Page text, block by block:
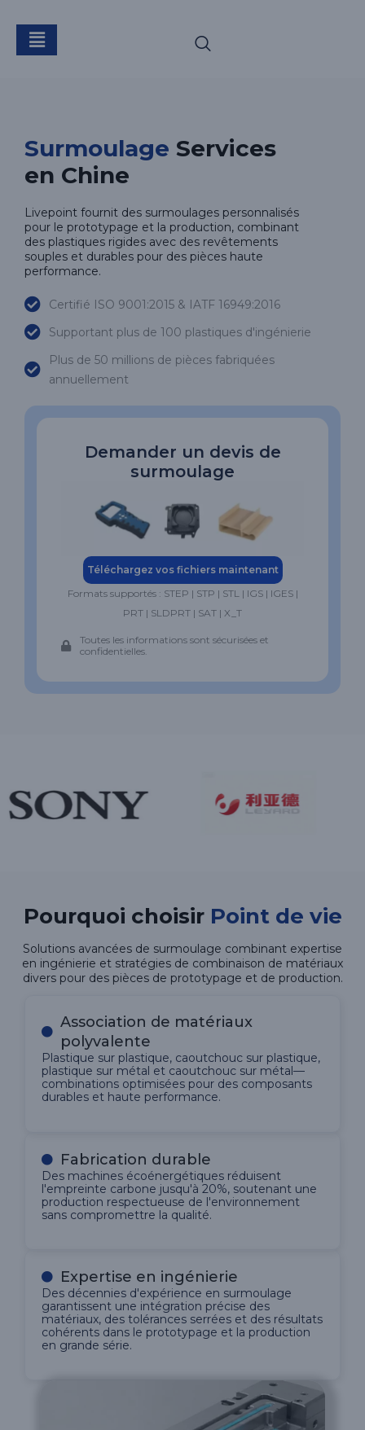
Surmoulage
Surmoulage Services
en Chine
Livepoint fournit des surmoulages personnalisés
pour le prototypage et la production, combinant
des plastiques rigides avec des revêtements
souples et durables pour des pièces haute
performance.
Certifié ISO 9001:2015 & IATF 16949:2016
Supportant plus de 100 plastiques d'ingénierie
Plus de 50 millions de pièces fabriquées
annuellement
Demander un devis de
surmoulage
Téléchargez vos fichiers maintenant
Formats supportés : STEP | STP | STL | IGS | IGES |
PRT | SLDPRT | SAT | X_T
Toutes les informations sont sécurisées et
confidentielles.
Pourquoi choisir Point de vie
Solutions avancées de surmoulage combinant expertise
en ingénierie et stratégies de combinaison de matériaux
divers pour des pièces de prototypage et de production.
Association de matériaux
polyvalente
Plastique sur plastique, caoutchouc sur plastique,
plastique sur métal et caoutchouc sur métal—
combinations optimisées pour des composants
durables et haute performance.
Fabrication durable
Des machines écoénergétiques réduisent
l'empreinte carbone jusqu'à 20%, soutenant une
production respectueuse de l'environnement
sans compromettre la qualité.
Expertise en ingénierie
Des décennies d'expérience en surmoulage
garantissent une intégration précise des
matériaux, des tolérances serrées et des résultats
cohérents dans le prototypage et la production
en grande série.